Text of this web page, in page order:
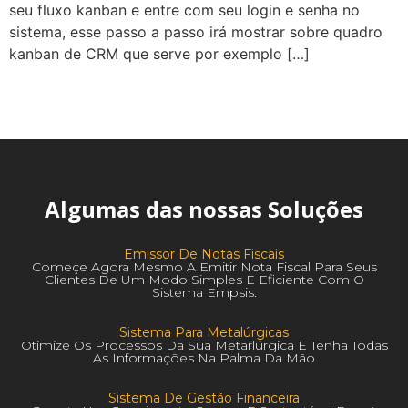
seu fluxo kanban e entre com seu login e senha no
sistema, esse passo a passo irá mostrar sobre quadro
kanban de CRM que serve por exemplo […]
Algumas das nossas Soluções
Emissor De Notas Fiscais
Começe Agora Mesmo A Emitir Nota Fiscal Para Seus
Clientes De Um Modo Simples E Eficiente Com O
Sistema Empsis.
Sistema Para Metalúrgicas
Otimize Os Processos Da Sua Metarlúrgica E Tenha Todas
As Informações Na Palma Da Mão
Sistema De Gestão Financeira